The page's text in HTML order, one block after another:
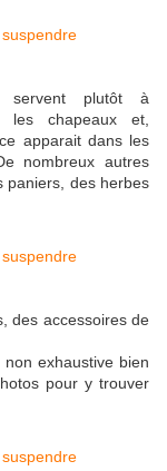
servent plutôt à
les chapeaux et,
apparait dans les
nombreux autres
paniers, des herbes
des accessoires de
exhaustive bien
pour y trouver